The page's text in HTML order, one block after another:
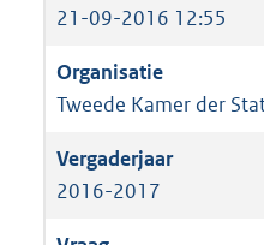
21-09-2016 12:55
Tweede Kamer der
2016-2017